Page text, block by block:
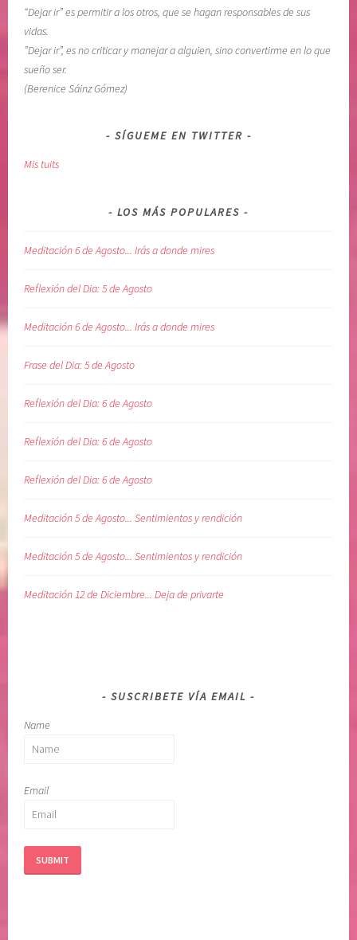
“Dejar ir” es permitir a los otros, que se hagan responsables de sus
vidas.
”Dejar ir”, es no criticar y manejar a alguien, sino convertirme en lo que
sueño ser.
(Berenice Sáinz Gómez)
SÍGUEME EN TWITTER
Mis tuits
LOS MÁS POPULARES
Meditación 6 de Agosto... Irás a donde mires
Reflexión del Dia: 5 de Agosto
Meditación 6 de Agosto... Irás a donde mires
Frase del Dia: 5 de Agosto
Reflexión del Dia: 6 de Agosto
Reflexión del Dia: 6 de Agosto
Reflexión del Dia: 6 de Agosto
Meditación 5 de Agosto... Sentimientos y rendición
Meditación 5 de Agosto... Sentimientos y rendición
Meditación 12 de Diciembre... Deja de privarte
SUSCRIBETE VÍA EMAIL
Name
Email